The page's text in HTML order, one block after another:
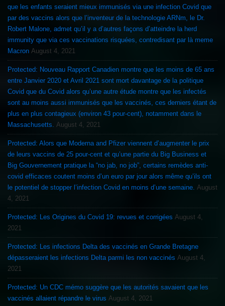
que les enfants seraient mieux immunisés via une infection Covid que
par des vaccins alors que l’inventeur de la technologie ARNm, le Dr.
Robert Malone, admet qu’il y a d’autres façons d’atteindre la herd
immunity que via ces vaccinations risquées, contredisant par là meme
Macron August 4, 2021
Protected: Nouveau Rapport Canadien montre que les moins de 65 ans
entre Janvier 2020 et Avril 2021 sont mort davantage de la politique
Covid que du Covid alors qu’une autre étude montre que les infectés
sont au moins aussi immunisés que les vaccinés, ces derniers étant de
plus en plus contagieux (environ 43 pour-cent), notamment dans le
Massachusetts.
August 4, 2021
Protected: Alors que Moderna and Pfizer viennent d’augmenter le prix
de leurs vaccins de 25 pour-cent et qu’une partie du Big Business et
Big Gouvernement pratique la “no jab, no job”, certains remèdes anti-
covid efficaces coutent moins d’un euro par jour alors même qu’ils ont
le potentiel de stopper l’infection Covid en moins d’une semaine. August
4, 2021
Protected: Les Origines du Covid 19: revues et corrigées August 4,
2021
Protected: Les infections Delta des vaccinés en Grande Bretagne
dépasseraient les infections Delta parmi les non vaccinés August 4,
2021
Protected: Un CDC mémo suggère que les autorités savaient que les
vaccinés allaient répandre le virus August 4, 2021